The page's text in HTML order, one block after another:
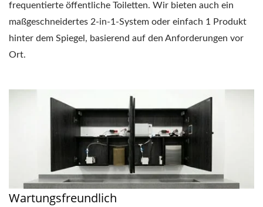
frequentierte öffentliche Toiletten. Wir bieten auch ein
maßgeschneidertes 2-in-1-System oder einfach 1 Produkt
hinter dem Spiegel, basierend auf den Anforderungen vor
Ort.
Wartungsfreundlich